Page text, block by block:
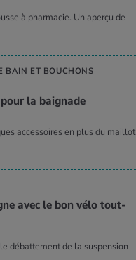
à pharmacie. Un aperçu de
BAIN ET BOUCHONS
la bai­gnade
accessoires en plus du maillot
avec le bon vélo tout-
débattement de la suspension